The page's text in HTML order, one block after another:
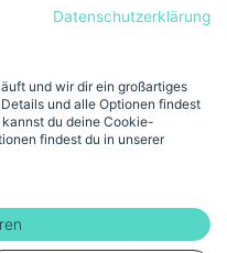
Datenschutzerklärung
und wir dir ein großartiges
und alle Optionen findest
du deine Cookie-
findest du in unserer